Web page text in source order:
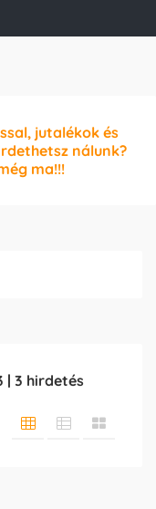
jutalékok és
nálunk?
ma!!!
| 3 hirdetés